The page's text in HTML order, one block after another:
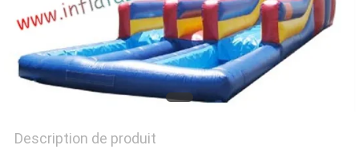
Description de produit